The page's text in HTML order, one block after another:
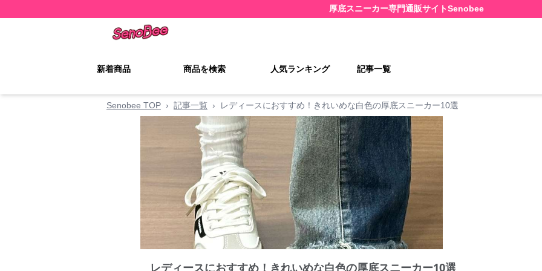
厚底スニーカー専門通販サイトSenobee
新着商品 商品を検索 人気ランキング 記事一覧
Senobee TOP › 記事一覧 › レディースにおすすめ！きれいめな白色の厚底スニーカー10選
レディースにおすすめ！きれいめな白色の厚底スニーカー10選